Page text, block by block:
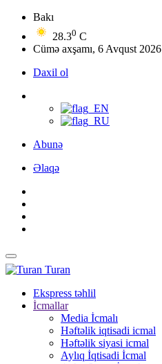
Bakı
28.30 C
Cümə axşamı, 6 Avqust 2026
Daxil ol
Abunə
Əlaqə
Turan
Ekspress təhlil
İcmallar
Media İcmalı
Həftəlik iqtisadi icmal
Həftəlik siyasi icmal
Aylıq İqtisadi İcmal